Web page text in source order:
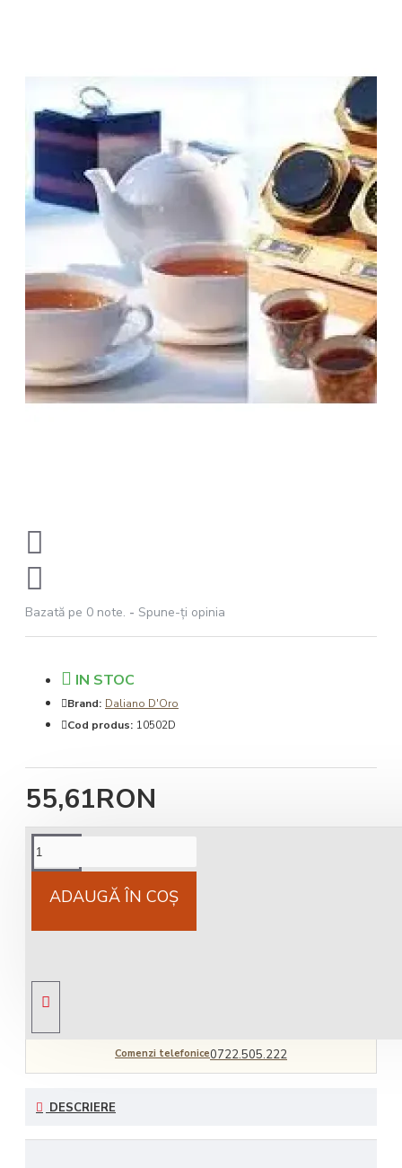
Bazată pe 0 note. - Spune-ţi opinia
55,61RON
IN STOC
Brand: Daliano D'Oro
Cod produs: 10502D
ADAUGĂ ÎN COŞ
Cost livrareNational 25Lei locker 25 lei
Comenzi telefonice0722.505.222
DESCRIERE